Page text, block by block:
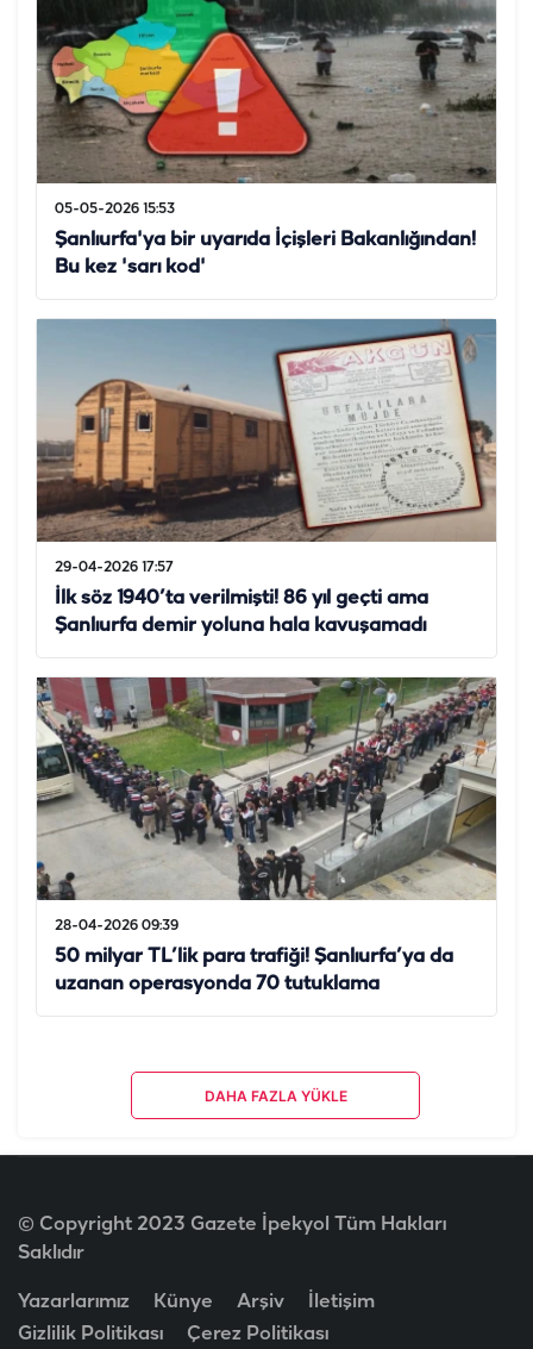
05-05-2026 15:53
Şanlıurfa'ya bir uyarıda İçişleri Bakanlığından!
Bu kez 'sarı kod'
29-04-2026 17:57
İlk söz 1940’ta verilmişti! 86 yıl geçti ama
Şanlıurfa demir yoluna hala kavuşamadı
28-04-2026 09:39
50 milyar TL’lik para trafiği! Şanlıurfa’ya da
uzanan operasyonda 70 tutuklama
DAHA FAZLA YÜKLE
© Copyright 2023 Gazete İpekyol Tüm Hakları
Saklıdır
Yazarlarımız Künye Arşiv
İletişim
Gizlilik Politikası
Çerez Politikası